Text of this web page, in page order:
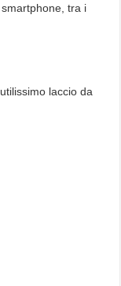
tra i
laccio da